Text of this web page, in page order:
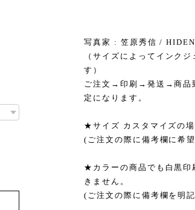
写真家 : 笠原秀信 /
（サイズによってインク
す）
ご注文→印刷→発送→商品
定になります。
★サイズ カスタマイズの場
(ご注文の際に備考欄に希
★カラーの商品でも白黒印
きません。
(ご注文の際に備考欄を明